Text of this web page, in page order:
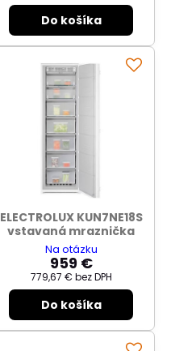
Do košíka
ELECTROLUX KUN7NE18S
vstavaná mraznička
Na otázku
959 €
779,67 € bez DPH
Do košíka